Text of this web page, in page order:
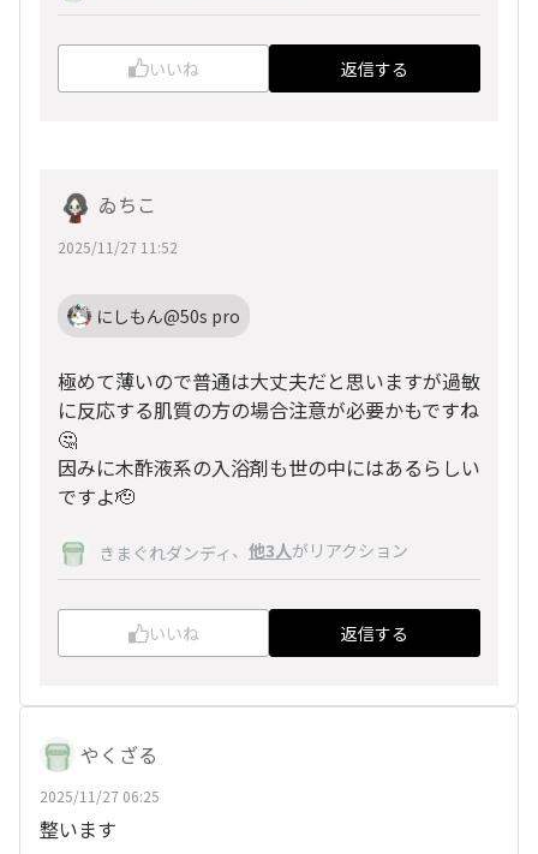
いいね 返信する
ゐちこ
2025/11/27 11:52
にしもん@50s pro
極めて薄いので普通は大丈夫だと思いますが過敏
に反応する肌質の方の場合注意が必要かもですね
🤔
因みに木酢液系の入浴剤も世の中にはあるらしい
ですよ🫡
きまぐれダンディ 、 他3人がリアクション
いいね 返信する
やくざる
2025/11/27 06:25
整います